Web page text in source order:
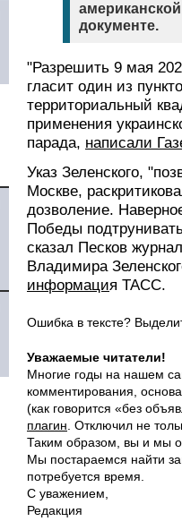
документе.
"Разрешить 9 мая
гласит один из
территориальный
применения
парада, написали
Указ Зеленского,
Москве,
дозволение.
Победы
сказал Песков
Владимира
информация ТАСС.
Ошибка в тексте?
Уважаемые читатели!
Многие годы на нашем
комментирования,
(как говорится «без
плагин . Отключил не
Таким образом, вы и мы
Мы постараемся найти
потребуется время.
С уважением,
Редакция